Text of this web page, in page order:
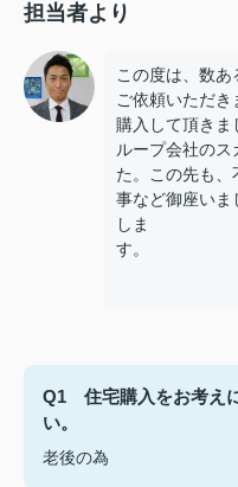
担当者より
この度は、数あ
ご依頼いただ
購入して頂きま
ループ会社のス
た。この先も
事など御座い
しま
Q1 住宅購入をお考え
い。
老後の為